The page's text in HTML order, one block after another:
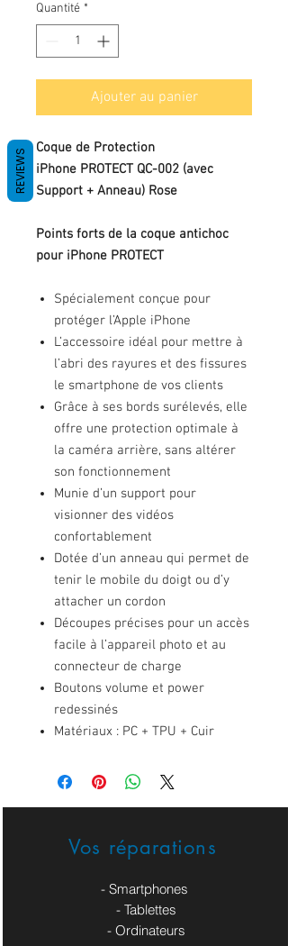
Quantité *
Ajouter au panier
Coque de Protection
iPhone PROTECT QC-002 (avec
Support + Anneau) Rose
Points forts de la coque antichoc
pour iPhone PROTECT
Spécialement conçue pour
protéger l’Apple iPhone
L’accessoire idéal pour mettre à
l’abri des rayures et des fissures
le smartphone de vos clients
Grâce à ses bords surélevés, elle
offre une protection optimale à
la caméra arrière, sans altérer
son fonctionnement
Munie d’un support pour
visionner des vidéos
confortablement
Dotée d’un anneau qui permet de
tenir le mobile du doigt ou d’y
attacher un cordon
Découpes précises pour un accès
facile à l’appareil photo et au
connecteur de charge
Boutons volume et power
redessinés
Matériaux : PC + TPU + Cuir
Vos réparations
- Smartphones
- Tablettes
- Ordinateurs
REVIEWS